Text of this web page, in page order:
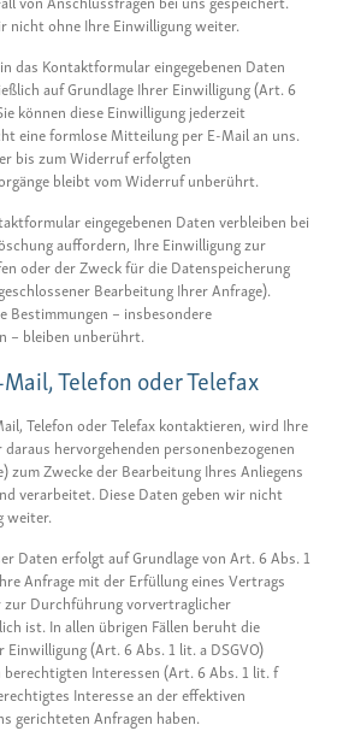
nicht ohne Ihre Einwilligung weiter.
das Kontaktformular eingegebenen Daten
auf Grundlage Ihrer Einwilligung (Art. 6
können diese Einwilligung jederzeit
eine formlose Mitteilung per E-Mail an uns.
bis zum Widerruf erfolgten
bleibt vom Widerruf unberührt.
eingegebenen Daten verbleiben bei
auffordern, Ihre Einwilligung zur
oder der Zweck für die Datenspeicherung
Bearbeitung Ihrer Anfrage).
Bestimmungen – insbesondere
– bleiben unberührt.
Telefon oder Telefax
Telefon oder Telefax kontaktieren, wird Ihre
hervorgehenden personenbezogenen
zum Zwecke der Bearbeitung Ihres Anliegens
verarbeitet. Diese Daten geben wir nicht
weiter.
Daten erfolgt auf Grundlage von Art. 6 Abs. 1
Anfrage mit der Erfüllung eines Vertrags
zur Durchführung vorvertraglicher
ist. In allen übrigen Fällen beruht die
(Art. 6 Abs. 1 lit. a DSGVO)
Interessen (Art. 6 Abs. 1 lit. f
Interesse an der effektiven
gerichteten Anfragen haben.